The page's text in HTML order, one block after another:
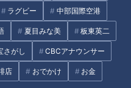
ラグビー 中部国際空港
夏目みな美 板東英二
さがし CBCアナウンサー
店 おでかけ お金
なる道を調査！